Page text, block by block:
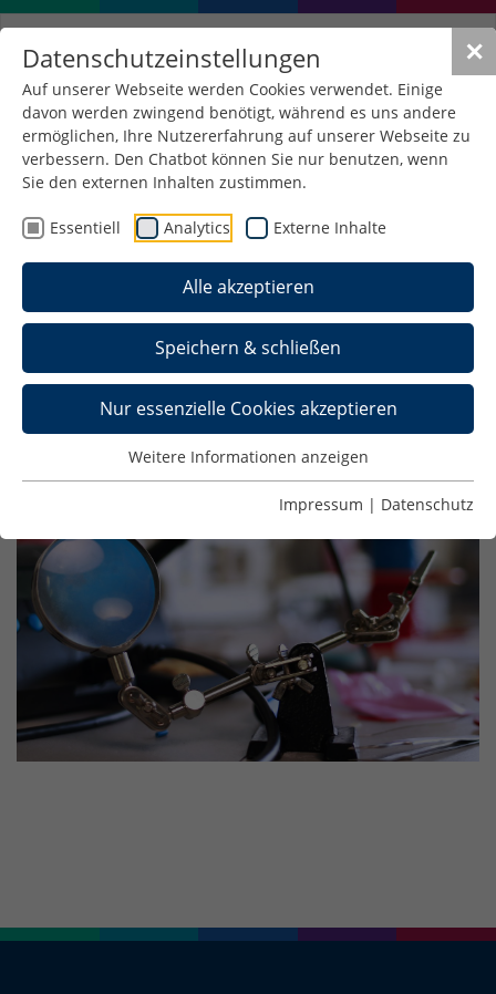
✕
Datenschutzeinstellungen
Auf unserer Webseite werden Cookies verwendet. Einige
davon werden zwingend benötigt, während es uns andere
ermöglichen, Ihre Nutzererfahrung auf unserer Webseite zu
verbessern. Den Chatbot können Sie nur benutzen, wenn
Sie den externen Inhalten zustimmen.
Essentiell Analytics Externe Inhalte
Alle akzeptieren
Speichern & schließen
Nur essenzielle Cookies akzeptieren
Weitere Informationen anzeigen
Impressum | Datenschutz
06. Oktober 2022/Elektrotechnik
Orientierungsveranstaltung für das 3. Semester
im Bachelorstudiengang Elektrotechnik und
Informationstechnik am 10.10.2022 um 08:00
Uhr im Raum H 0103 zur Wahl der
Vertiefungsrichtungen.